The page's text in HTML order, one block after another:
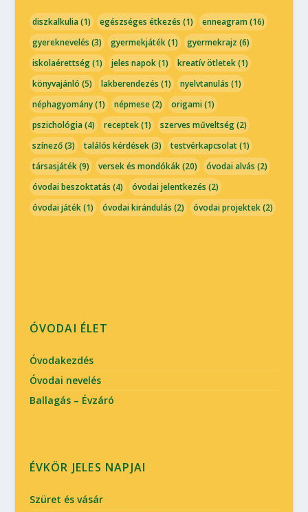
diszkalkulia(1) egészséges étkezés (1) enneagram(16)
gyereknevelés (3) gyermekjáték(1) gyermekrajz (6)
iskolaérettség(1) jeles napok(1) kreatív ötletek(1)
könyvajánló (5) lakberendezés (1) nyelvtanulás (1)
néphagyomány(1) népmese(2) origami(1)
pszichológia(4) receptek(1) szerves műveltség(2)
színező(3) találós kérdések(3) testvérkapcsolat(1)
társasjáték(9) versek és mondókák(20) óvodai alvás (2)
óvodai beszoktatás (4) óvodai jelentkezés (2)
óvodai játék(1) óvodai kirándulás (2) óvodai projektek(2)
ÓVODAI ÉLET
Óvodakezdés
Óvodai nevelés
Ballagás – Évzáró
ÉVKÖR JELES NAPJAI
Szüret és vásár